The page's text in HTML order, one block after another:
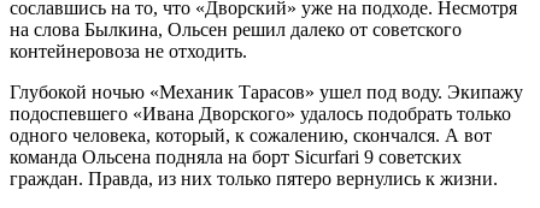
сославшись на то, что «Дворский» уже на подходе. Несмотря
на слова Былкина, Ольсен решил далеко от советского
контейнеровоза не отходить.
Глубокой ночью «Механик Тарасов» ушел под воду. Экипажу
подоспевшего «Ивана Дворского» удалось подобрать только
одного человека, который, к сожалению, скончался. А вот
команда Ольсена подняла на борт Sicurfari 9 советских
граждан. Правда, из них только пятеро вернулись к жизни.